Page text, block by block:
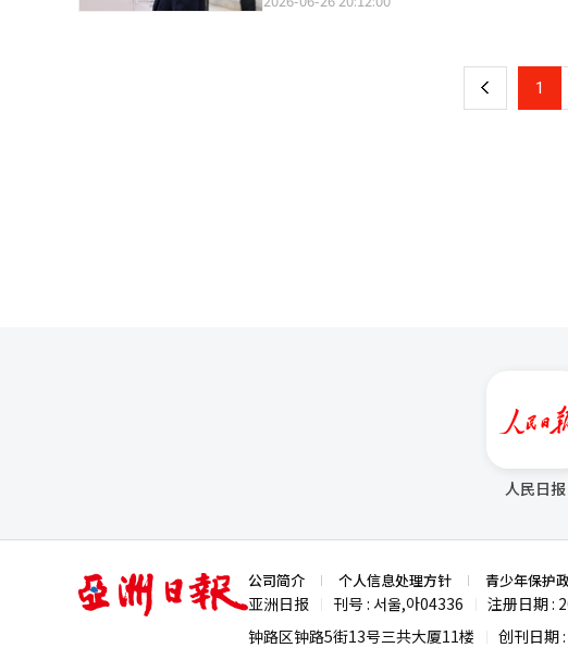
权是法律上的权利，而逮捕令申请权则是宪
出：“限制检察官的逮捕令申请权的立法，可能与宪法上的逮
必须进行充分的法律审查和社会讨论。 ※
的相关案件’的规定，因此属于特检的调查范围。” 对于未滥用职权而在合法指示范围内的主张
性删除反对12·3戒严令或指出其违宪和违
员应遵守的诚实义务和公正义务。” 法庭在量刑时指出：“KTV作为广播法下的政府机构，有义务对所属公务员进行
上 1
人民日报
亚
洲
日
公司简介 个人信息处理方针 青少年保护
亚洲日报 刊号 : 서울,아04336 注册日期 :
钟路区钟路5街13号三共大厦11楼
创刊日期